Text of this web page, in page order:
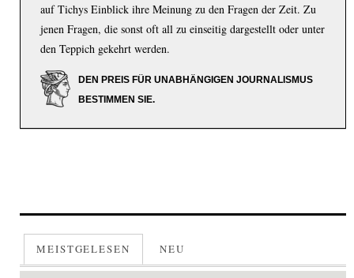
auf Tichys Einblick ihre Meinung zu den Fragen der Zeit. Zu
jenen Fragen, die sonst oft all zu einseitig dargestellt oder unter
den Teppich gekehrt werden.
DEN PREIS FÜR UNABHÄNGIGEN JOURNALISMUS
BESTIMMEN SIE.
MEISTGELESEN NEU